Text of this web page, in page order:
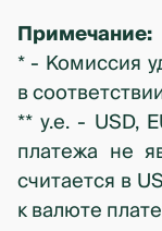
Примечание:
* - Комиссия
в
** y.e. - USD,
платежа не
считается в
к валюте